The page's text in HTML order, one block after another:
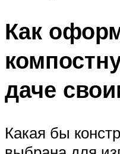
Как
даче
Какая бы